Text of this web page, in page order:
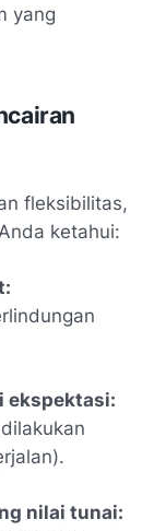
yang
fleksibilitas,
ketahui:
ekspektasi:
nilai tunai: